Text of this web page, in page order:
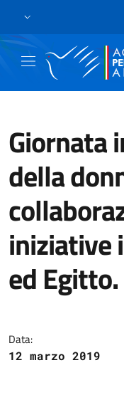
Giornata
della
iniziative
ed Egitto.
Data:
12 marzo 2019